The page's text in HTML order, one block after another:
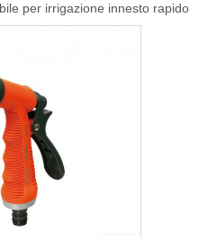
per irrigazione innesto rapido